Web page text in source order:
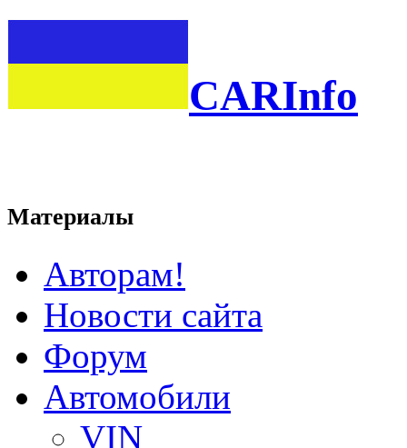
CARInfo
Материалы
Авторам!
Новости сайта
Форум
Автомобили
VIN